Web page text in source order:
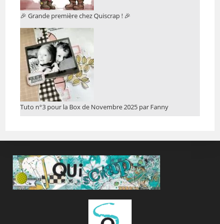
🎉 Grande première chez Quiscrap ! 🎉
Tuto n°3 pour la Box de Novembre 2025 par Fanny